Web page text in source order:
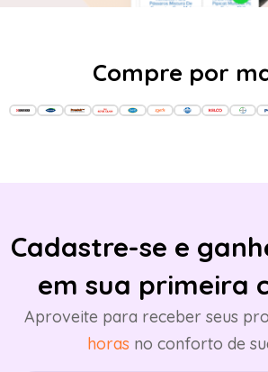
Compre por
Cadastre-se e
em sua primeira
Aproveite para receber seus
horas no conforto de